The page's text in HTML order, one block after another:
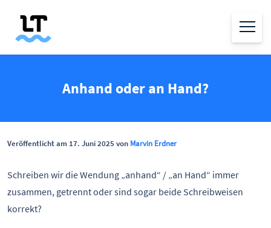
Anhand oder an Hand?
Veröffentlicht am 17. Juni 2025 von Marvin Erdner
Schreiben wir die Wendung „anhand“ / „an Hand“ immer
zusammen, getrennt oder sind sogar beide Schreibweisen
korrekt?